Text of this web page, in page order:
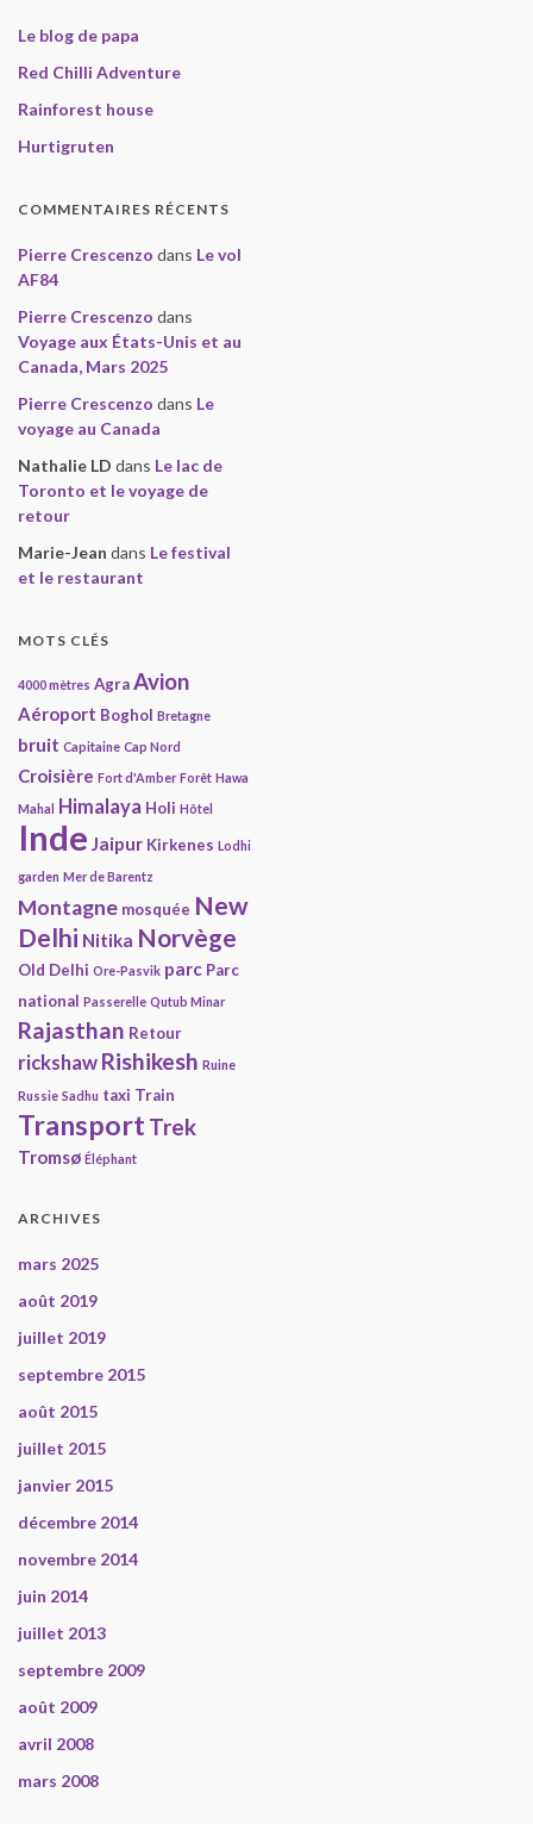
Le blog de papa
Red Chilli Adventure
Rainforest house
Hurtigruten
COMMENTAIRES RÉCENTS
Pierre Crescenzo dans Le vol
AF84
Pierre Crescenzo dans
Voyage aux États-Unis et au
Canada, Mars 2025
Pierre Crescenzo dans Le
voyage au Canada
Nathalie LD dans Le lac de
Toronto et le voyage de
retour
Marie-Jean dans Le festival
et le restaurant
MOTS CLÉS
4000 mètres AgraAvion
Aéroport Boghol Bretagne
bruit Capitaine Cap Nord
Croisière Fort d'Amber Forêt Hawa
Mahal Himalaya Holi Hôtel
Inde Jaipur Kirkenes Lodhi
garden Mer de Barentz
Montagne mosquée New
Delhi Nitika Norvège
Old Delhi Ore-Pasvik parc Parc
national Passerelle Qutub Minar
Rajasthan Retour
rickshaw Rishikesh Ruine
Russie Sadhu taxi Train
Transport Trek
Tromsø Éléphant
ARCHIVES
mars 2025
août 2019
juillet 2019
septembre 2015
août 2015
juillet 2015
janvier 2015
décembre 2014
novembre 2014
juin 2014
juillet 2013
septembre 2009
août 2009
avril 2008
mars 2008